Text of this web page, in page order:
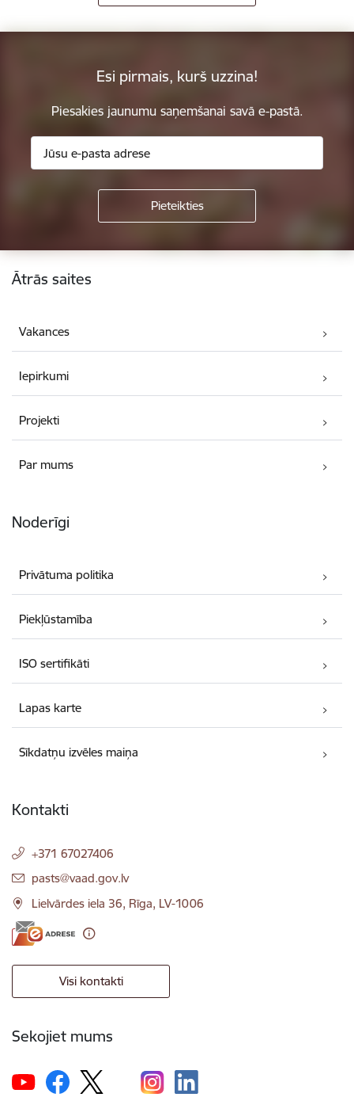
Esi pirmais, kurš uzzina!
Piesakies jaunumu saņemšanai savā e-pastā.
Kājene
Ātrās saites
Vakances
Iepirkumi
Projekti
Par mums
Noderīgi
Privātuma politika
Piekļūstamība
ISO sertifikāti
Lapas karte
Sīkdatņu izvēles maiņa
Kontakti
+371 67027406
E-pasts:
pasts@vaad.gov.lv
Lielvārdes iela 36, Rīga, LV-1006
Visi kontakti
Sekojiet mums